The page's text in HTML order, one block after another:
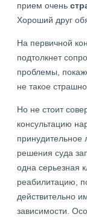
прием очень
Хороший друг
На первичной
подтолкнет
проблемы,
не такое
Но не стоит
консультацию
принудительное
решения суда
одна серьезная
реабилитацию,
действительно
зависимости.